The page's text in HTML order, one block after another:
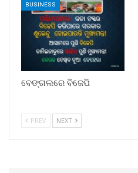
BUSINESS
ବେଙ୍ଗଲରେ ବିଜେପି
PREV NEXT